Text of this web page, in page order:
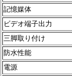
記憶媒体
ビデオ端子出力
三脚取り付け
防水性能
電源